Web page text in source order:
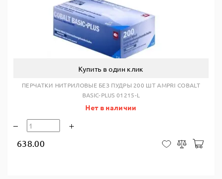
Купить в один клик
ПЕРЧАТКИ НИТРИЛОВЫЕ БЕЗ ПУДРЫ 200 ШТ AMPRI COBALT
BASIC-PLUS 01215-L
Нет в наличии
638.00 В закладки
Сравнить